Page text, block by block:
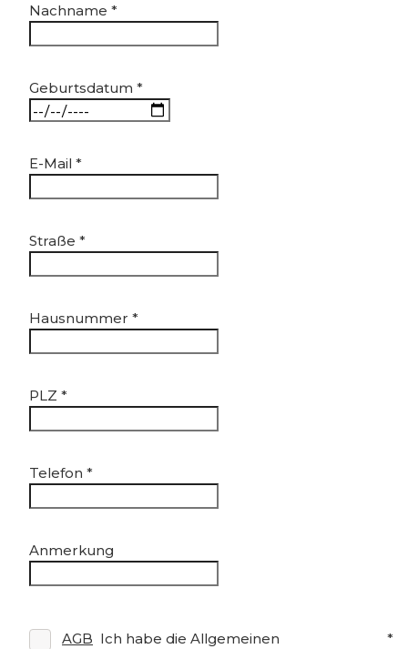
Nachname *
Geburtsdatum *
E-Mail *
Straße *
Hausnummer *
PLZ *
Telefon *
Anmerkung
AGB Ich habe die Allgemeinen
*